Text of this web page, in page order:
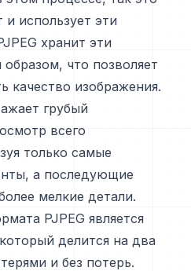
и использует эти
хранит эти
что позволяет
качество изображения.
грубый
всего
только самые
а последующие
мелкие детали.
PJPEG является
делится на два
и без потерь.